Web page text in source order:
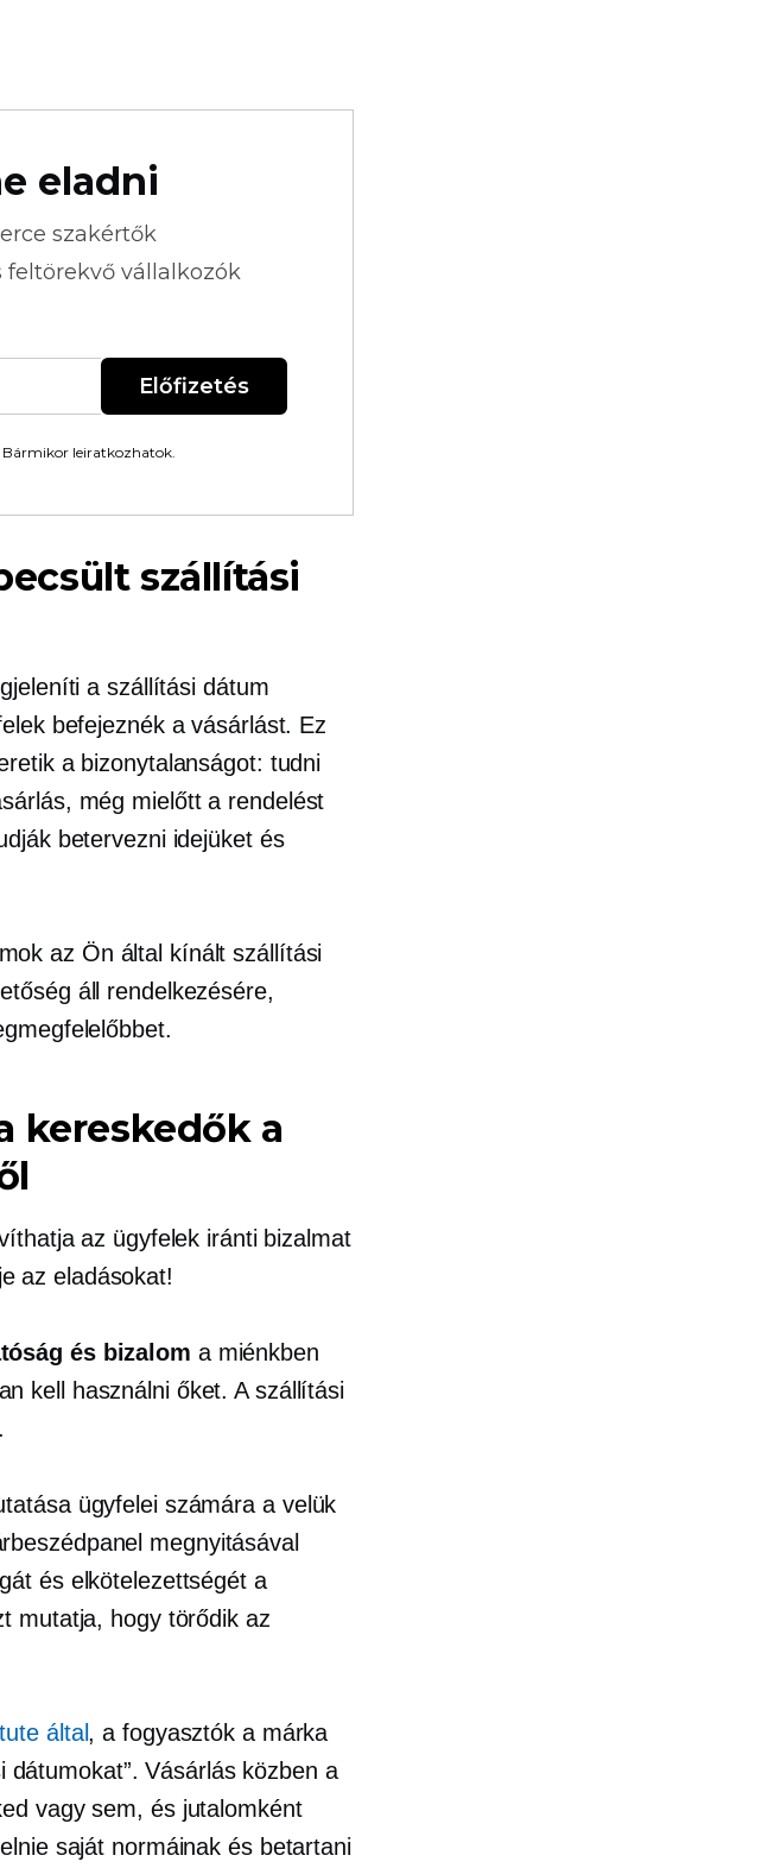
eladni
szakértők
feltörekvő vállalkozók
Előfizetés
Bármikor leiratkozhatok.
szállítási
a szállítási dátum
befejeznék a vásárlást. Ez
a bizonytalanságot: tudni
még mielőtt a rendelést
betervezni idejüket és
az Ön által kínált szállítási
áll rendelkezésére,
kereskedők a
az ügyfelek iránti bizalmat
az eladásokat!
és bizalom a miénkben
kell használni őket. A szállítási
ügyfelei számára a velük
megnyitásával
és elkötelezettségét a
mutatja, hogy törődik az
által, a fogyasztók a márka
Vásárlás közben a
vagy sem, és jutalomként
saját normáinak és betartani